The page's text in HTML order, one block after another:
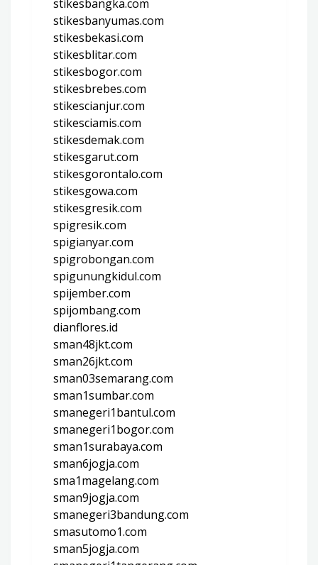
stikesbangka.com
stikesbanyumas.com
stikesbekasi.com
stikesblitar.com
stikesbogor.com
stikesbrebes.com
stikescianjur.com
stikesciamis.com
stikesdemak.com
stikesgarut.com
stikesgorontalo.com
stikesgowa.com
stikesgresik.com
spigresik.com
spigianyar.com
spigrobongan.com
spigunungkidul.com
spijember.com
spijombang.com
dianflores.id
sman48jkt.com
sman26jkt.com
sman03semarang.com
sman1sumbar.com
smanegeri1bantul.com
smanegeri1bogor.com
sman1surabaya.com
sman6jogja.com
sma1magelang.com
sman9jogja.com
smanegeri3bandung.com
smasutomo1.com
sman5jogja.com